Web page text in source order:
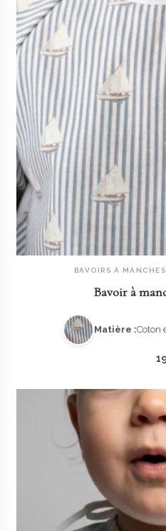
AJOUTER
BAVOIRS À
Bavoir à
Matière :Coton